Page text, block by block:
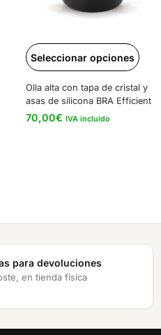
Olla alta con tapa de cristal y
asas de silicona BRA Efficient
70,00€ IVA incluido
Seleccionar opciones
para devoluciones
en tienda física